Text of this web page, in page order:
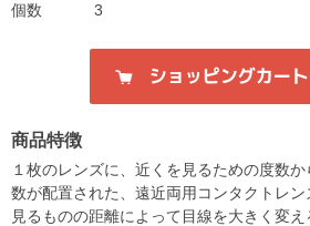
個数 3
商品特徴
１枚のレンズに、近くを見るための度数
数が配置された、遠近両用コンタクトレン
見るものの距離によって目線を大きく変